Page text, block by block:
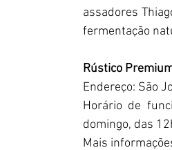
assadores
fermentação
Rústico
Endereço: São
Horário de
domingo, das
Mais